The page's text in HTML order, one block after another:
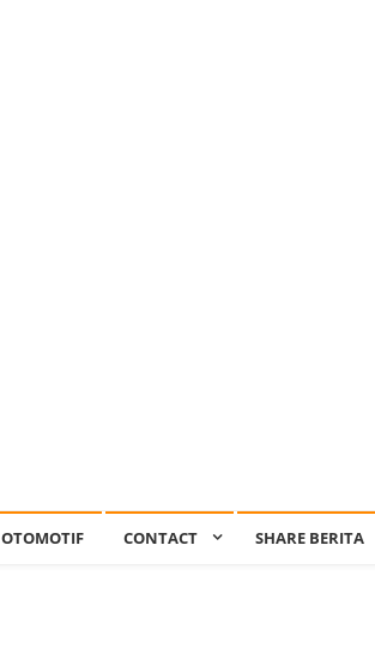
OTOMOTIF CONTACT SHARE BERITA